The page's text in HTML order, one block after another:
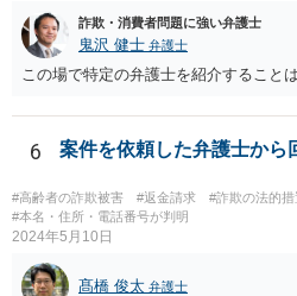
あるものによる被害について、過失相
きである。・・・過失相殺は、当事者
の額を定めるに当たって、被害者の過
ろ、第１審被告らの不法行為は、故意
得した利得を許容する結果になって相
た事案であれば、過失相殺の主張は封
詐欺・消費者問題に強い弁護士
鬼沢 健士 弁護士
この場で特定の弁護士を紹介すること
6 案件を依頼した弁護士から
#高齢者の詐欺被害 #返金請求 #詐欺の法的措
#本名・住所・電話番号が判明
2024年5月10日
髙橋 俊太 弁護士